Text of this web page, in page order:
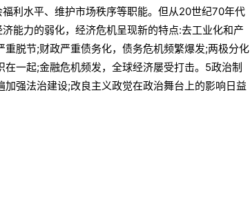
利水平、维护市场秩序等职能。但从20世纪70年代
能力的弱化，经济危机呈现新的特点:去工业化和产
脱节;财政严重债务化，债务危机频繁爆发;两极分化
一起;金融危机频发，全球经济屡受打击。5政治制
强法治建设;改良主义政觉在政治舞台上的影响日益